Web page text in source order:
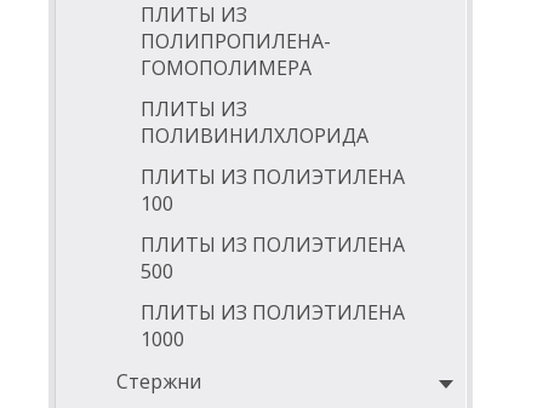
ПЛИТЫ ИЗ
ПОЛИПРОПИЛЕНА-
ГОМОПОЛИМЕРА
ПЛИТЫ ИЗ
ПОЛИВИНИЛХЛОРИДА
ПЛИТЫ ИЗ ПОЛИЭТИЛЕНА
100
ПЛИТЫ ИЗ ПОЛИЭТИЛЕНА
500
ПЛИТЫ ИЗ ПОЛИЭТИЛЕНА
1000
Стержни